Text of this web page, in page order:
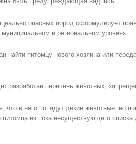
опасных пород сформулирует
и региональном уровнях.
найти питомцу нового хозяина или
разработан перечень животных,
что в него попадут дикие животные, но
питомца из пока несуществующего